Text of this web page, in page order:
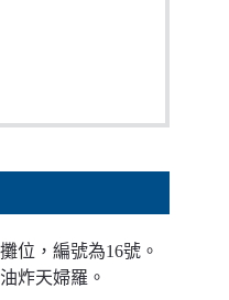
位，編號為16號。
炸天婦羅。